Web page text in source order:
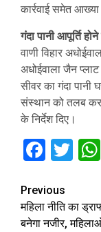
कार्रवाई समेत आख्या
गंदा पानी आपूर्ति
वाणी विहार
अधोईवाला जैन
सीवर का गंदा पानी
संस्थान को तलब
के निर्देश दिए।
Previous
महिला नीति का
बनेगा नजीर,